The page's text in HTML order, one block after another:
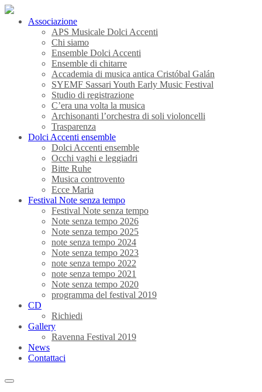
Associazione
APS Musicale Dolci Accenti
Chi siamo
Ensemble Dolci Accenti
Ensemble di chitarre
Accademia di musica antica Cristóbal Galán
SYEMF Sassari Youth Early Music Festival
Studio di registrazione
C’era una volta la musica
Archisonanti l’orchestra di soli violoncelli
Trasparenza
Dolci Accenti ensemble
Dolci Accenti ensemble
Occhi vaghi e leggiadri
Bitte Ruhe
Musica controvento
Ecce Maria
Festival Note senza tempo
Festival Note senza tempo
Note senza tempo 2026
Note senza tempo 2025
note senza tempo 2024
Note senza tempo 2023
note senza tempo 2022
note senza tempo 2021
Note senza tempo 2020
programma del festival 2019
CD
Richiedi
Gallery
Ravenna Festival 2019
News
Contattaci